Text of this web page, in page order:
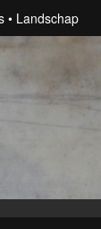
Landschap